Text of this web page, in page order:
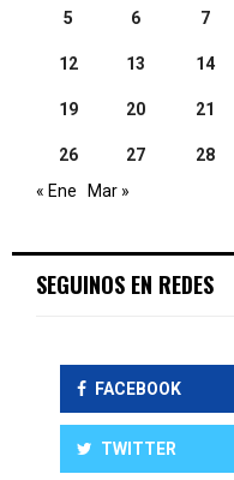
5 6 7
12 13 14
19 20 21
26 27 28
« Ene
Mar »
SEGUINOS EN REDES
FACEBOOK
TWITTER